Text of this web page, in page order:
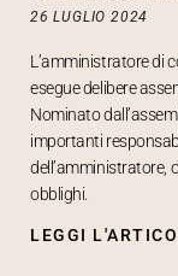
26 LUGLIO 2024
L’amministratore di
esegue delibere
Nominato
importanti
dell’amministratore,
obblighi.
LEGGI